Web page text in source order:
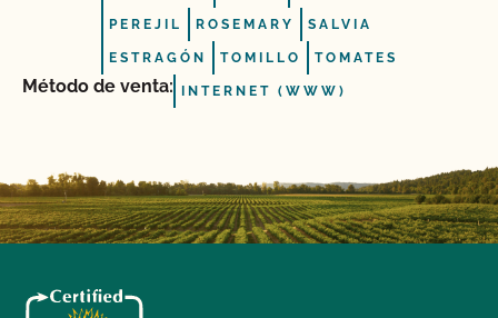
PEREJIL ROSEMARY SALVIA
ESTRAGÓN TOMILLO TOMATES
Método de venta: INTERNET (WWW)